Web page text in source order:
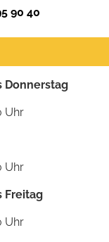
90 40
Donnerstag
Uhr
Uhr
Freitag
Uhr